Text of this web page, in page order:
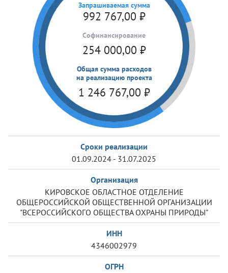
Запрашиваемая сумма
992 767,00 ₽
Cофинансирование
254 000,00 ₽
Общая сумма расходов
на реализацию проекта
1 246 767,00 ₽
Сроки реализации
01.09.2024 - 31.07.2025
Организация
КИРОВСКОЕ ОБЛАСТНОЕ ОТДЕЛЕНИЕ
ОБЩЕРОССИЙСКОЙ ОБЩЕСТВЕННОЙ ОРГАНИЗАЦИИ
"ВСЕРОССИЙСКОГО ОБЩЕСТВА ОХРАНЫ ПРИРОДЫ"
ИНН
4346002979
ОГРН